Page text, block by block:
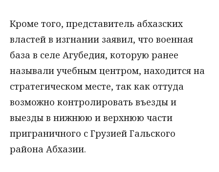
Кроме того, представитель абхазских
властей в изгнании заявил, что военная
база в селе Агубедия, которую ранее
называли учебным центром, находится на
стратегическом месте, так как оттуда
возможно контролировать въезды и
выезды в нижнюю и верхнюю части
приграничного с Грузией Гальского
района Абхазии.